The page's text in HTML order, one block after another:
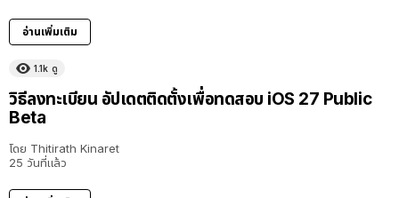
อ่านเพิ่มเติม
1.1k ดู
วิธีลงทะเบียน อัปเดตติดตั้งเพื่อทดสอบ iOS 27 Public
Beta
โดย Thitirath Kinaret
25 วันที่แล้ว